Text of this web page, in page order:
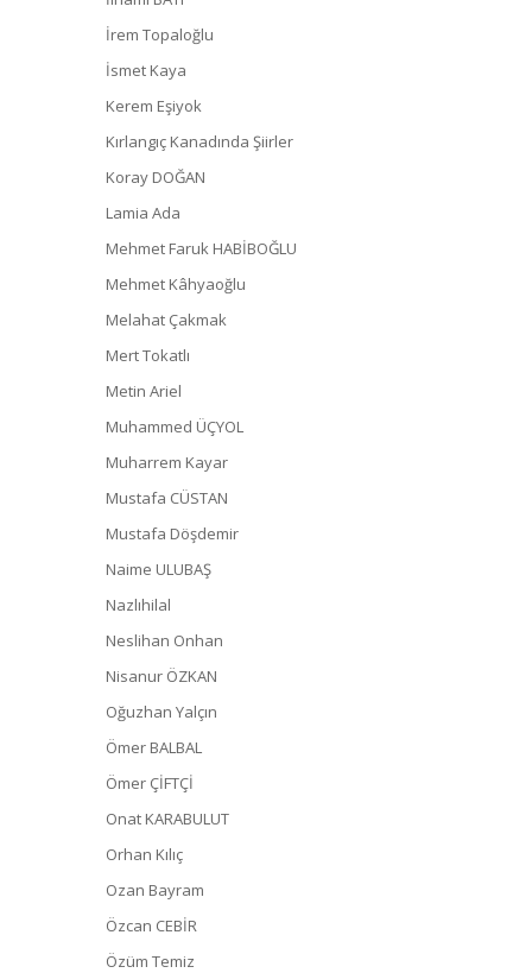
İrem Topaloğlu
İsmet Kaya
Kerem Eşiyok
Kırlangıç Kanadında Şiirler
Koray DOĞAN
Lamia Ada
Mehmet Faruk HABİBOĞLU
Mehmet Kâhyaoğlu
Melahat Çakmak
Mert Tokatlı
Metin Ariel
Muhammed ÜÇYOL
Muharrem Kayar
Mustafa CÜSTAN
Mustafa Döşdemir
Naime ULUBAŞ
Nazlıhilal
Neslihan Onhan
Nisanur ÖZKAN
Oğuzhan Yalçın
Ömer BALBAL
Ömer ÇİFTÇİ
Onat KARABULUT
Orhan Kılıç
Ozan Bayram
Özcan CEBİR
Özüm Temiz